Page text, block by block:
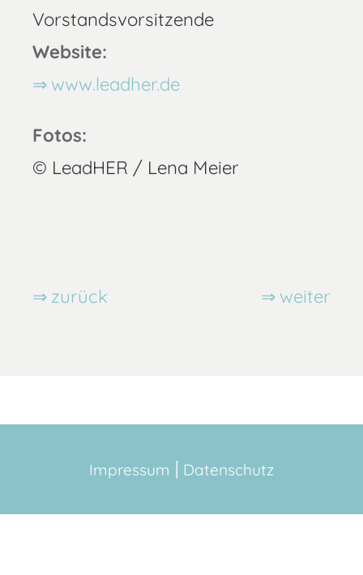
Vorstandsvorsitzende
Website:
www.leadher.de
Fotos:
© LeadHER / Lena Meier
zurück weiter
Impressum Datenschutz